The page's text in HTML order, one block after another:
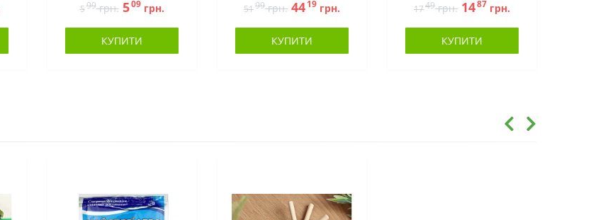
599грн. 509грн.
КУПИТИ
5199грн. 4419 грн.
КУПИТИ
1749грн. 1487 грн.
КУПИТИ